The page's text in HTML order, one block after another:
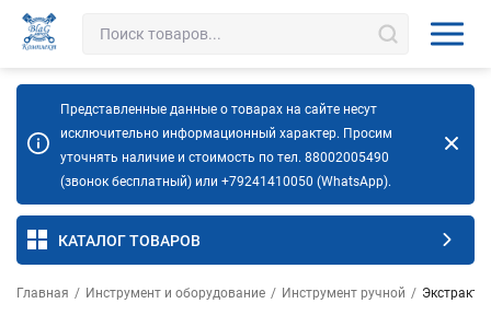
Представленные данные о товарах на сайте несут
исключительно информационный характер. Просим
уточнять наличие и стоимость по тел. 88002005490
(звонок бесплатный) или +79241410050 (WhatsApp).
КАТАЛОГ ТОВАРОВ
Главная / Инструмент и оборудование / Инструмент ручной /